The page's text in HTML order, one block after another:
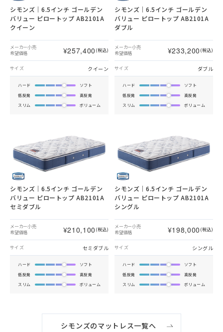
シモンズ｜6.5インチ ゴールデン
バリュー ピロートップ AB2101A
クイーン
メーカー小売
希望価格
¥257,400 (税込)
サイズ クイーン
ハード
ソフト
低反発
高反発
スリム
ボリューム
シモンズ｜6.5インチ ゴールデン
バリュー ピロートップ AB2101A
ダブル
メーカー小売
希望価格
¥233,200 (税込)
サイズ ダブル
ハード
ソフト
低反発
高反発
スリム
ボリューム
シモンズ｜6.5インチ ゴールデン
バリュー ピロートップ AB2101A
セミダブル
メーカー小売
希望価格
¥210,100 (税込)
サイズ セミダブル
ハード
ソフト
低反発
高反発
スリム
ボリューム
シモンズ｜6.5インチ ゴールデン
バリュー ピロートップ AB2101A
シングル
メーカー小売
希望価格
¥198,000 (税込)
サイズ シングル
ハード
ソフト
低反発
高反発
スリム
ボリューム
シモンズのマットレス一覧へ